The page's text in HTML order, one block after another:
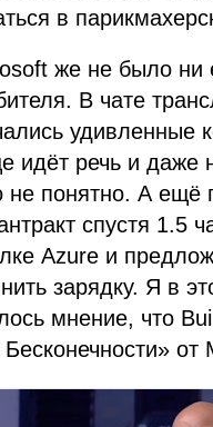
в
же не было ни
В чате
удивленные
идёт речь и даже
не понятно. А ещё
спустя 1.5
Azure и
зарядку. Я в
мнение, что
от